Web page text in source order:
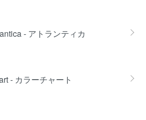
- アトランティカ
- カラーチャート